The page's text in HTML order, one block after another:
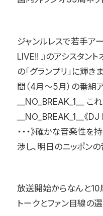
ジャンルレスで若手ア
LIVE!! 』のアシスタン
の「グランプリ」に輝
間（4月〜5月）の番組
__NO_BREAK_1__
__NO_BREAK_1__《
・・・》確かな音楽性
渉し、明日のニッポン
放送開始からなんと10
トークとファン目線の